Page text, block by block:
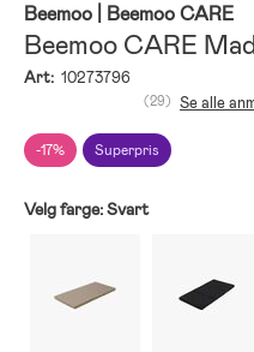
Beemoo | Beemoo CARE
Beemoo CARE
Art: 10273796
-17% Superpris
(29) Se alle
Velg farge:Svart